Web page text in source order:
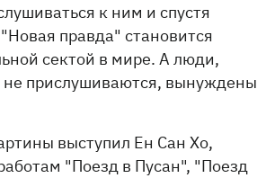
к ним и спустя
правда" становится
сектой в мире. А люди,
не прислушиваются, вынуждены
выступил Ен Сан Хо,
"Поезд в Пусан", "Поезд